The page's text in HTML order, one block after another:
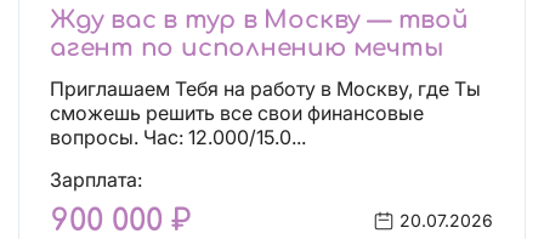
Жду вас в тур в Москву — твой
агент по исполнению мечты
Приглашаем Тебя на работу в Москву, где Ты
сможешь решить все свои финансовые
вопросы. Час: 12.000/15.0...
Зарплата:
900 000 ₽ 20.07.2026